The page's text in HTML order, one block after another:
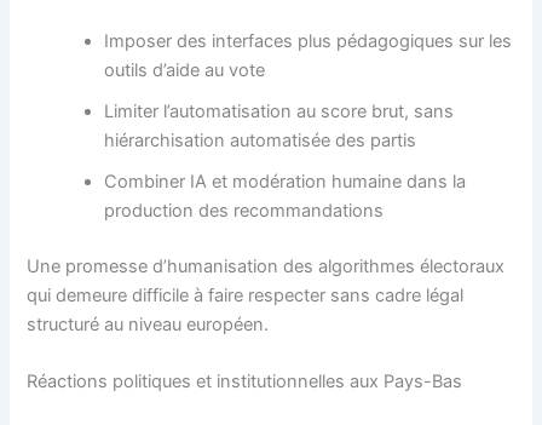
Imposer des interfaces plus pédagogiques sur les
outils d’aide au vote
Limiter l’automatisation au score brut, sans
hiérarchisation automatisée des partis
Combiner IA et modération humaine dans la
production des recommandations
Une promesse d’humanisation des algorithmes électoraux
qui demeure difficile à faire respecter sans cadre légal
structuré au niveau européen.
Réactions politiques et institutionnelles aux Pays-Bas